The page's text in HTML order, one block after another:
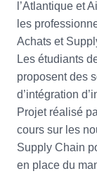
l’Atlantique et
les
Achats et
Les étudiants
proposent des
d’intégration
Projet réalisé
cours sur les
Supply Chain
en place du